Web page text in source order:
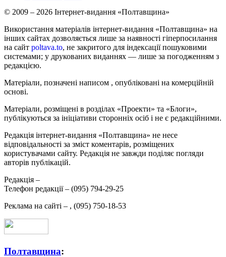
© 2009 – 2026 Інтернет-видання «Полтавщина»
Використання матеріалів інтернет-видання «Полтавщина» на
інших сайтах дозволяється лише за наявності гіперпосилання
на сайт poltava.to, не закритого для індексації пошуковими
системами; у друкованих виданнях — лише за погодженням з
редакцією.
Матеріали, позначені написом , опубліковані на комерційній
основі.
Матеріали, розміщені в розділах «Проекти» та «Блоги»,
публікуються за ініціативи сторонніх осіб і не є редакційними.
Редакція інтернет-видання «Полтавщина» не несе
відповідальності за зміст коментарів, розміщених
користувачами сайту. Редакція не завжди поділяє погляди
авторів публікацій.
Редакція –
Телефон редакції – (095) 794-29-25
Реклама на сайті – , (095) 750-18-53
Полтавщина: